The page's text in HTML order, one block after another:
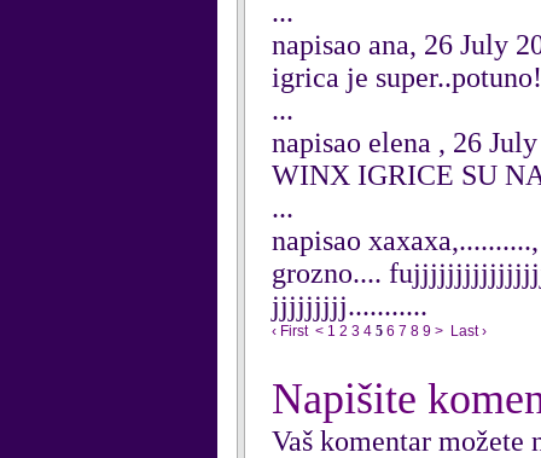
...
napisao ana, 26 July
igrica je super..potuno!
...
napisao elena , 26
WINX IGRICE SU
...
napisao
grozno....
jjjjjjjjj...........
‹ First < 1 2 3 4 5 6 7 8 9 > Last ›
Napišite
Vaš komentar možete